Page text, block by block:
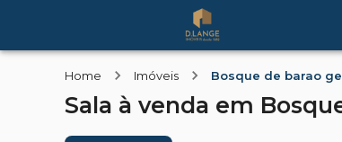
Home Imóveis Bosque de barao
Sala à venda em